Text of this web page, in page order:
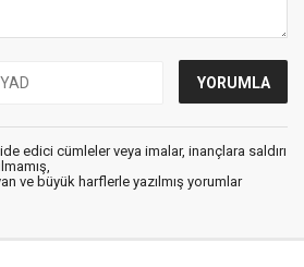
edici cümleler veya imalar, inançlara saldırı
ve büyük harflerle yazılmış yorumlar